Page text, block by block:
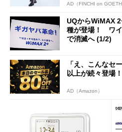
AD（FINCHI on
UQからWiMAX
種が登場！ ワイ
で消滅へ (1/2)
「え、こんなセ
以上が続々登場
AD（Amazon）